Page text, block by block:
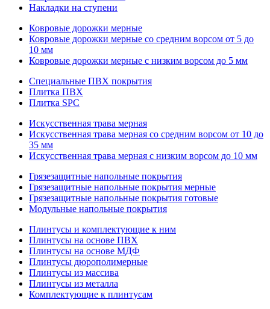
Накладки на ступени
Ковровые дорожки мерные
Ковровые дорожки мерные со средним ворсом от 5 до
10 мм
Ковровые дорожки мерные с низким ворсом до 5 мм
Специальные ПВХ покрытия
Плитка ПВХ
Плитка SPC
Искуccтвенная трава мерная
Искусственная трава мерная со средним ворсом от 10 до
35 мм
Искусственная трава мерная с низким ворсом до 10 мм
Грязезащитные напольные покрытия
Грязезащитные напольные покрытия мерные
Грязезащитные напольные покрытия готовые
Модульные напольные покрытия
Плинтусы и комплектующие к ним
Плинтусы на основе ПВХ
Плинтусы на основе МДФ
Плинтусы дюрополимерные
Плинтусы из массива
Плинтусы из металла
Комплектующие к плинтусам